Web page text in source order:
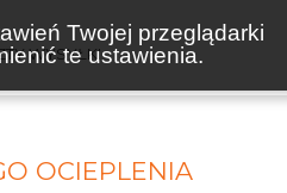
Twojej przeglądarki
te ustawienia.
WYSYŁKI
OCIEPLENIA